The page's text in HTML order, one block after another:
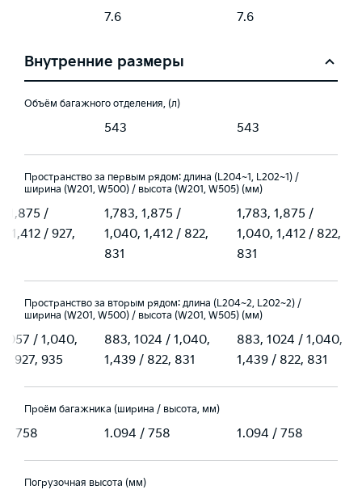
7.6 7.6
Внутренние размеры
Объём багажного отделения, (л)
543 543
Пространство за первым рядом: длина (L204~1, L202~1) /
ширина (W201, W500) / высота (W201, W505) (мм)
1,875 /
1,412 / 927,
1,783, 1,875 /
1,040, 1,412 / 822,
831
1,783, 1,875 /
1,040, 1,412 / 822,
831
Пространство за вторым рядом: длина (L204~2, L202~2) /
ширина (W201, W500) / высота (W201, W505) (мм)
/ 1,040,
/ 927, 935
883, 1024 / 1,040,
1,439 / 822, 831
883, 1024 / 1,040,
1,439 / 822, 831
Проём багажника (ширина / высота, мм)
/ 758 1.094 / 758 1.094 / 758
Погрузочная высота (мм)